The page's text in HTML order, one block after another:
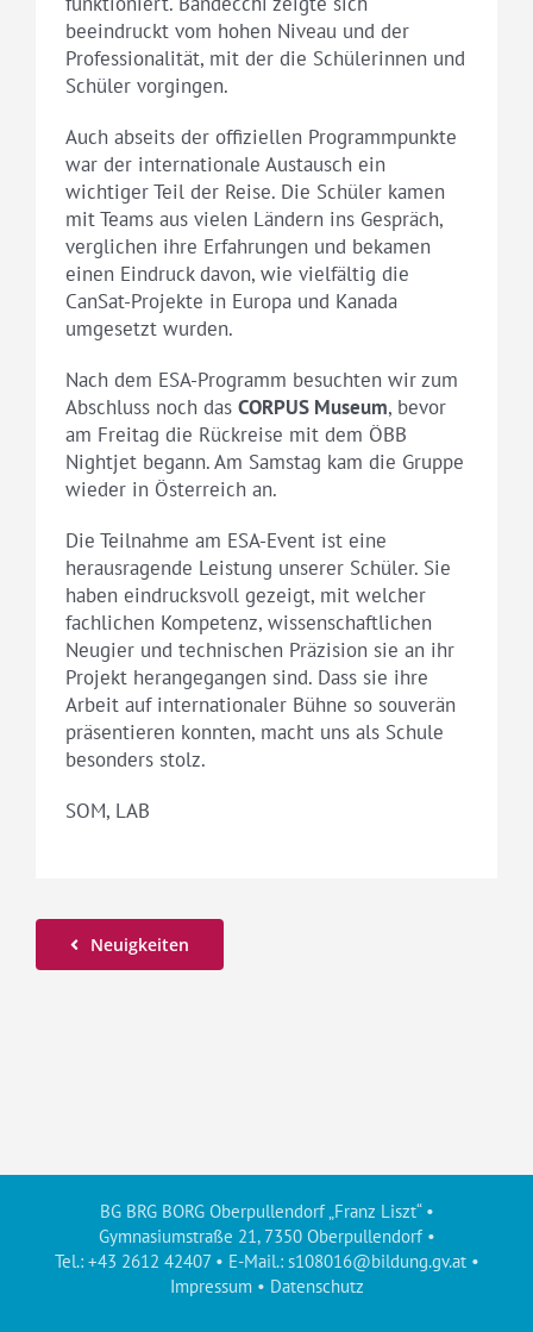
beeindruckt vom hohen Niveau und der
Professionalität, mit der die Schülerinnen und
Schüler vorgingen.
Auch abseits der offiziellen Programmpunkte
war der internationale Austausch ein
wichtiger Teil der Reise. Die Schüler kamen
mit Teams aus vielen Ländern ins Gespräch,
verglichen ihre Erfahrungen und bekamen
einen Eindruck davon, wie vielfältig die
CanSat-Projekte in Europa und Kanada
umgesetzt wurden.
Nach dem ESA-Programm besuchten wir zum
Abschluss noch dasCORPUS Museum, bevor
am Freitag die Rückreise mit dem ÖBB
Nightjet begann. Am Samstag kam die Gruppe
wieder in Österreich an.
Die Teilnahme am ESA-Event ist eine
herausragende Leistung unserer Schüler. Sie
haben eindrucksvoll gezeigt, mit welcher
fachlichen Kompetenz, wissenschaftlichen
Neugier und technischen Präzision sie an ihr
Projekt herangegangen sind. Dass sie ihre
Arbeit auf internationaler Bühne so souverän
präsentieren konnten, macht uns als Schule
besonders stolz.
SOM, LAB
Neuigkeiten
BG BRG BORG Oberpullendorf „Franz Liszt“ •
Gymnasiumstraße 21, 7350 Oberpullendorf •
Tel.: +43 2612 42407 • E-Mail.: s108016@bildung.gv.at•
Impressum• Datenschutz